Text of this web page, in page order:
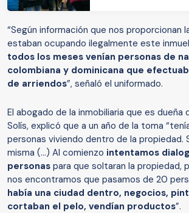
“Según información que nos proporcionan
estaban ocupando ilegalmente este
todos los meses venían personas de
colombiana y dominicana que
de arriendos”, señaló el uniformado.
El abogado de la inmobiliaria que es dueña
Solís, explicó que a un año de la toma
personas viviendo dentro de la propiedad.
misma (...) Al comienzo intentamos
personas para que soltaran la propiedad,
nos encontramos que pasamos de 20
había una ciudad dentro, negocios,
cortaban el pelo, vendían productos”.